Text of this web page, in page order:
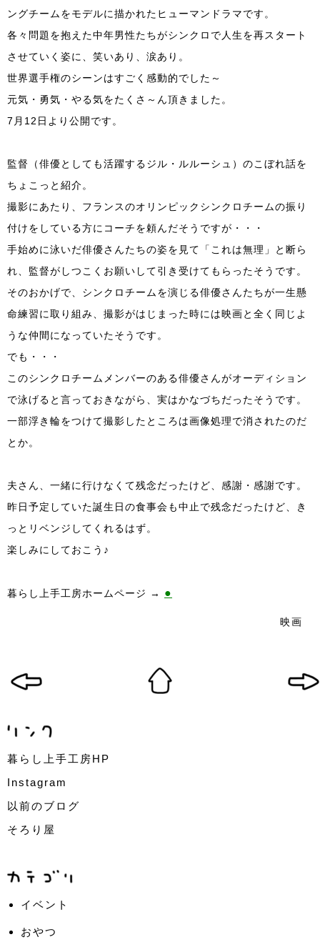
ングチームをモデルに描かれたヒューマンドラマです。
各々問題を抱えた中年男性たちがシンクロで人生を再スタート
させていく姿に、笑いあり、涙あり。
世界選手権のシーンはすごく感動的でした～
元気・勇気・やる気をたくさ～ん頂きました。
7月12日より公開です。
監督（俳優としても活躍するジル・ルルーシュ）のこぼれ話を
ちょこっと紹介。
撮影にあたり、フランスのオリンピックシンクロチームの振り
付けをしている方にコーチを頼んだそうですが・・・
手始めに泳いだ俳優さんたちの姿を見て「これは無理」と断ら
れ、監督がしつこくお願いして引き受けてもらったそうです。
そのおかげで、シンクロチームを演じる俳優さんたちが一生懸
命練習に取り組み、撮影がはじまった時には映画と全く同じよ
うな仲間になっていたそうです。
でも・・・
このシンクロチームメンバーのある俳優さんがオーディション
で泳げると言っておきながら、実はかなづちだったそうです。
一部浮き輪をつけて撮影したところは画像処理で消されたのだ
とか。
夫さん、一緒に行けなくて残念だったけど、感謝・感謝です。
昨日予定していた誕生日の食事会も中止で残念だったけど、き
っとリベンジしてくれるはず。
楽しみにしておこう♪
暮らし上手工房ホームページ → ●
映画
暮らし上手工房HP
Instagram
以前のブログ
そろり屋
イベント
おやつ